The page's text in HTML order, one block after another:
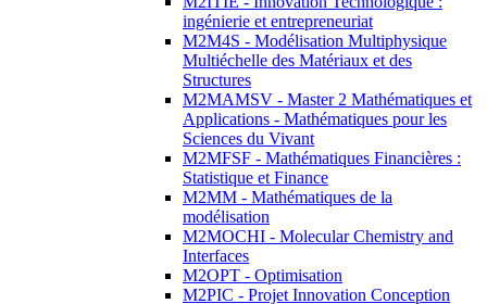
ingénierie et entrepreneuriat
M2M4S - Modélisation Multiphysique
Multiéchelle des Matériaux et des
Structures
M2MAMSV - Master 2 Mathématiques et
Applications - Mathématiques pour les
Sciences du Vivant
M2MFSF - Mathématiques Financières :
Statistique et Finance
M2MM - Mathématiques de la
modélisation
M2MOCHI - Molecular Chemistry and
Interfaces
M2OPT - Optimisation
M2PIC - Projet Innovation Conception